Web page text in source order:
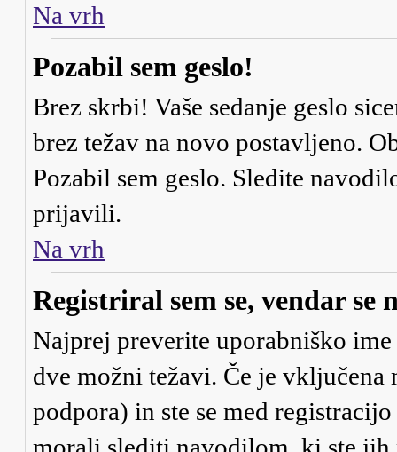
Na vrh
Pozabil sem geslo!
Brez skrbi! Vaše sedanje geslo
brez težav na novo postavljeno.
Pozabil sem geslo. Sledite
prijavili.
Na vrh
Registriral sem se, vendar
Najprej preverite uporabniško
dve možni težavi. Če je vključena
podpora) in ste se med